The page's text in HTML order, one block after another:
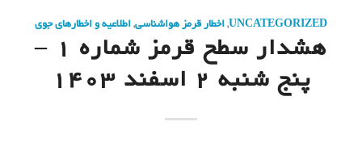
UNCATEGORIZED
, اخطار قرمز هواشناسی, اطلاعیه و اخطارهای جوی
هشدار سطح قرمز شماره 1 –
پنج شنبه 2 اسفند 1403